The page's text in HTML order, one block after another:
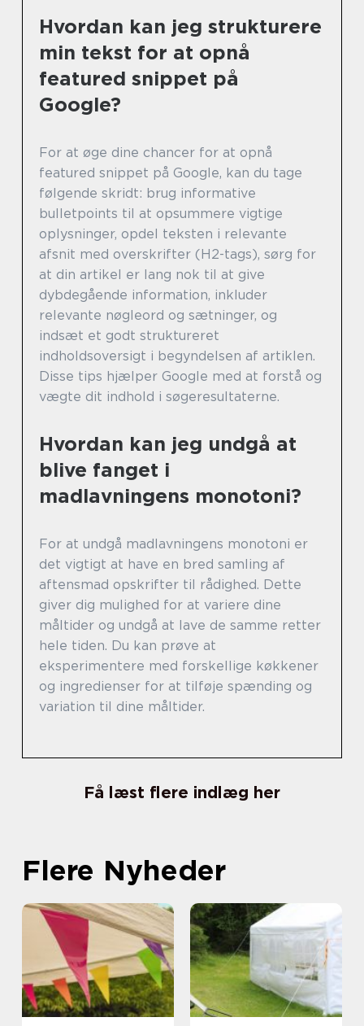
Hvordan kan jeg strukturere
min tekst for at opnå
featured snippet på
Google?
For at øge dine chancer for at opnå
featured snippet på Google, kan du tage
følgende skridt: brug informative
bulletpoints til at opsummere vigtige
oplysninger, opdel teksten i relevante
afsnit med overskrifter (H2-tags), sørg for
at din artikel er lang nok til at give
dybdegående information, inkluder
relevante nøgleord og sætninger, og
indsæt et godt struktureret
indholdsoversigt i begyndelsen af artiklen.
Disse tips hjælper Google med at forstå og
vægte dit indhold i søgeresultaterne.
Hvordan kan jeg undgå at
blive fanget i
madlavningens monotoni?
For at undgå madlavningens monotoni er
det vigtigt at have en bred samling af
aftensmad opskrifter til rådighed. Dette
giver dig mulighed for at variere dine
måltider og undgå at lave de samme retter
hele tiden. Du kan prøve at
eksperimentere med forskellige køkkener
og ingredienser for at tilføje spænding og
variation til dine måltider.
Få læst flere indlæg her
Flere Nyheder